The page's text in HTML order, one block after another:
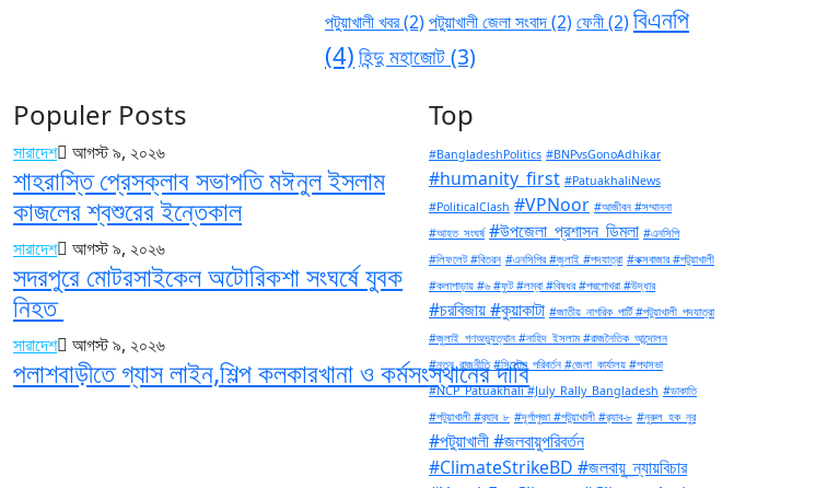
পটুয়াখালী খবর(2) পটুয়াখালী জেলা সংবাদ(2) ফেনী(2) বিএনপি
(4)হিন্দু মহাজোট(3)
Populer Posts
সারাদেশ আগস্ট ৯, ২০২৬
শাহরাস্তি প্রেসক্লাব সভাপতি মঈনুল ইসলাম
কাজলের শ্বশুরের ইন্তেকাল
সারাদেশ আগস্ট ৯, ২০২৬
সদরপুরে মোটরসাইকেল অটোরিকশা সংঘর্ষে যুবক
নিহত
সারাদেশ আগস্ট ৯, ২০২৬
পলাশবাড়ীতে গ্যাস লাইন,শিল্প কলকারখানা ও কর্মসংস্থানের দাবি
Top
#BangladeshPolitics #BNPvsGonoAdhikar
#humanity_first #PatuakhaliNews
#PoliticalClash #VPNoor #আজীবন #সম্মাননা
#আহত_সংঘর্ষ #উপজেলা_প্রশাসন_ডিমলা #এনসিপি
#লিফলেট #বিতরন #এনসিপির #জুলাই #পদযাত্রা #কক্সবাজার #পটুয়াখালী
#কলাপাড়ায় #৬ #ফুট #লম্বা #বিষধর #পদ্মগোখরা #উদ্ধার
#চরবিজায় #কুয়াকাটা #জাতীয়_নাগরিক_পার্টি #পটুয়াখালী_পদযাত্রা
#জুলাই_গণঅভ্যুত্থান #নাহিদ_ইসলাম #রাজনৈতিক_আন্দোলন
#নতুন_রাজনীতি #সিস্টেম_পরিবর্তন #জেলা_কার্যালয় #পথসভা
#NCP_Patuakhali #July_Rally_Bangladesh #ডাকাতি
#পটুয়াখালী #র‍্যাব_৮ #দূর্গাপুজা #পটুয়াখালী #র‍্যাব-৮ #নুরুল_হক_নুর
#পটুয়াখালী #জলবায়ুপরিবর্তন
#ClimateStrikeBD #জলবায়ু_ন্যায়বিচার